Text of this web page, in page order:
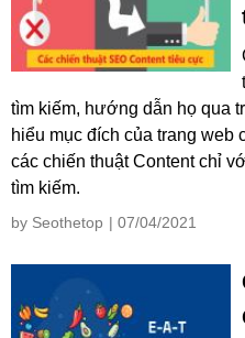
tìm kiếm, hướng dẫn họ qua
hiểu mục đích của trang web
các chiến thuật Content chỉ
tìm kiếm.
by Seothetop | 07/04/2021